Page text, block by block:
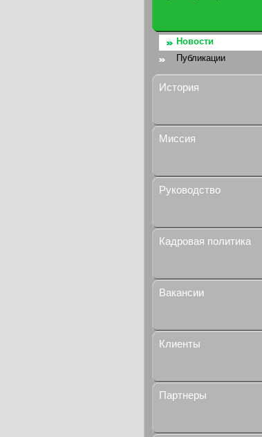
Новости
Публикации
История
Миссия
Руководство
Кадровая политика
Вакансии
Клиенты
Партнеры